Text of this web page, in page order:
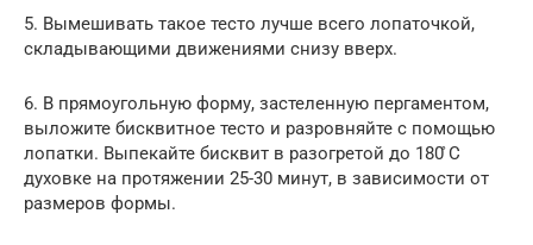
5. Вымешивать такое тесто лучше всего лопаточкой,
складывающими движениями снизу вверх.
6. В прямоугольную форму, застеленную пергаментом,
выложите бисквитное тесто и разровняйте с помощью
лопатки. Выпекайте бисквит в разогретой до 180 ̊С
духовке на протяжении 25-30 минут, в зависимости от
размеров формы.